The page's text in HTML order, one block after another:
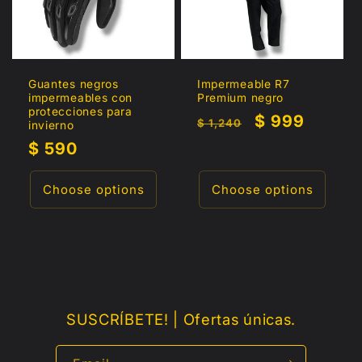
Guantes negros
impermeables con
protecciones para
invierno
Regular
price
$ 590
Choose options
Impermeable R7
Premium negro
Regular
$ 1,240
Sale
$ 999
Choose options
SUSCRÍBETE! | Ofertas únicas.